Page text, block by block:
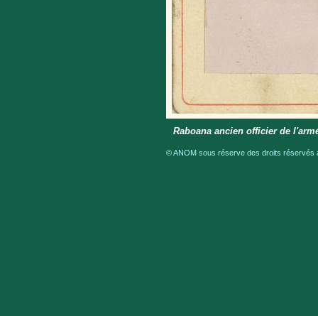
Raboana ancien officier de
© ANOM sous réserve des droits réservés